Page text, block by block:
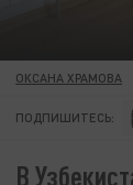
ОКСАНА ХРАМОВА
ПОДПИШИТЕСЬ:
В